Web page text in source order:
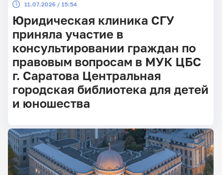
11.07.2026 / 15:54
Юридическая клиника СГУ
приняла участие в
консультировании граждан по
правовым вопросам в МУК ЦБС
г. Саратова Центральная
городская библиотека для детей
и юношества